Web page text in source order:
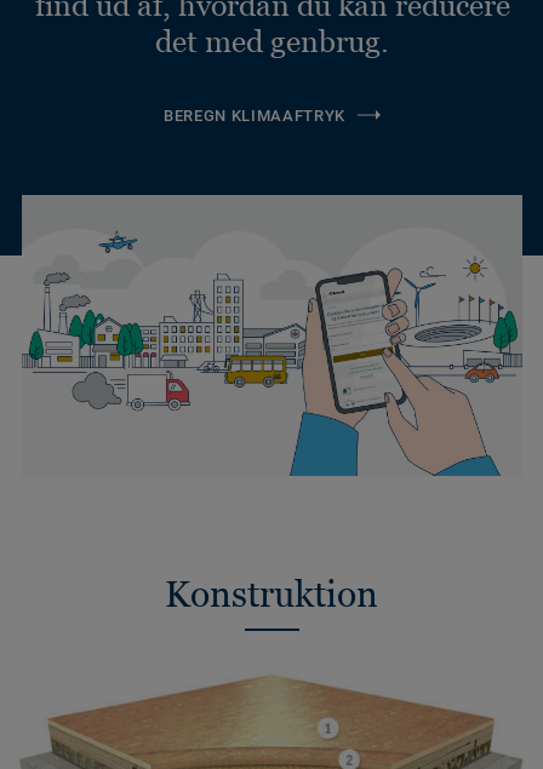
det med genbrug.
BEREGN KLIMAAFTRYK
Konstruktion